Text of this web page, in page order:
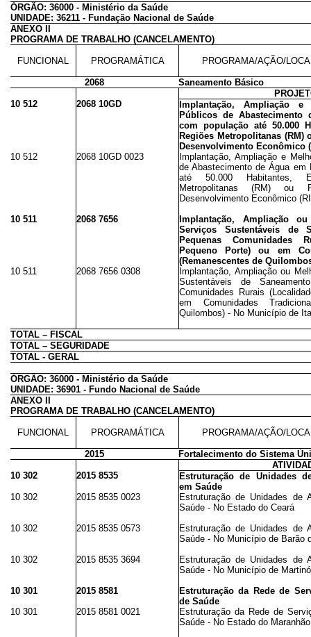
ÓRGÃO: 36000 - Ministério da Saúde
UNIDADE: 36211 - Fundação Nacional de Saúde
ANEXO II
PROGRAMA DE TRABALHO (CANCELAMENTO)
FUNCIONAL PROGRAMÁTICA PROGRAMA/AÇÃO/
2068
Saneamento Básico
10 512
2068 10GD
Implantação, Ampliação
Públicos de
com população até 50.000
Regiões Metropolitanas (RM)
Desenvolvimento Econômico
10 512
2068 10GD 0023
Implantação, Ampliação e
de Abastecimento de Água em
até 50.000 Habitantes,
Metropolitanas (RM) ou
Desenvolvimento Econômico
10 511
2068 7656
Implantação, Ampliação
Serviços Sustentáveis de
Pequenas Comunidades
Pequeno Porte) ou em
(Remanescentes de
10 511
2068 7656 0308
Implantação, Ampliação ou
Sustentáveis de
Comunidades Rurais
em Comunidades
Quilombos) - No Município de
TOTAL – FISCAL
TOTAL – SEGURIDADE
TOTAL - GERAL
ÓRGÃO: 36000 - Ministério da Saúde
UNIDADE: 36901 - Fundo Nacional de Saúde
ANEXO II
PROGRAMA DE TRABALHO (CANCELAMENTO)
FUNCIONAL PROGRAMÁTICA PROGRAMA/AÇÃO/
2015
Fortalecimento do Sistema
10 302
2015 8535
Estruturação de Unidades
em Saúde
10 302
2015 8535 0023
Estruturação de Unidades de
Saúde - No Estado do Ceará
10 302
2015 8535 0573
Estruturação de Unidades de
Saúde - No Município de Barão
10 302
2015 8535 3694
Estruturação de Unidades de
Saúde - No Município de
10 301
2015 8581
Estruturação da Rede de
de Saúde
10 301
2015 8581 0021
Estruturação da Rede de
Saúde - No Estado do Maranhão